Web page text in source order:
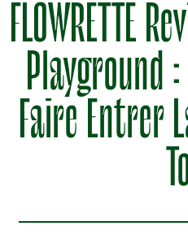
FLOWRETTE
Playground
Faire Entrer